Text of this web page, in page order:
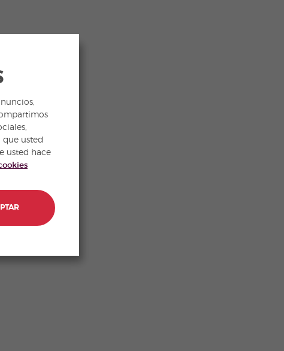
usted
usted hace